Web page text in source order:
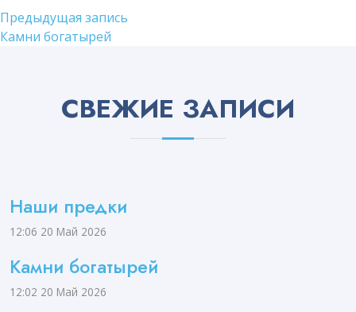
Навигация
по
Предыдущая запись
Камни богатырей
СВЕЖИЕ ЗАПИСИ
Наши предки
12:06 20 Май 2026
Камни богатырей
12:02 20 Май 2026